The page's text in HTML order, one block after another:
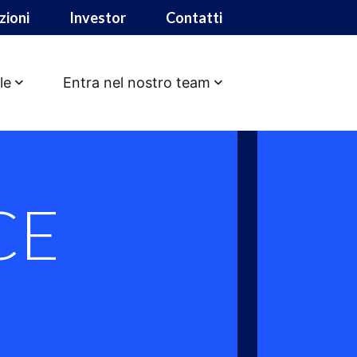
Investor Contatti
Entra nel nostro team